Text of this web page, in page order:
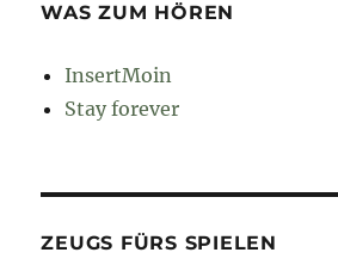
WAS ZUM HÖREN
InsertMoin
Stay forever
ZEUGS FÜRS SPIELEN